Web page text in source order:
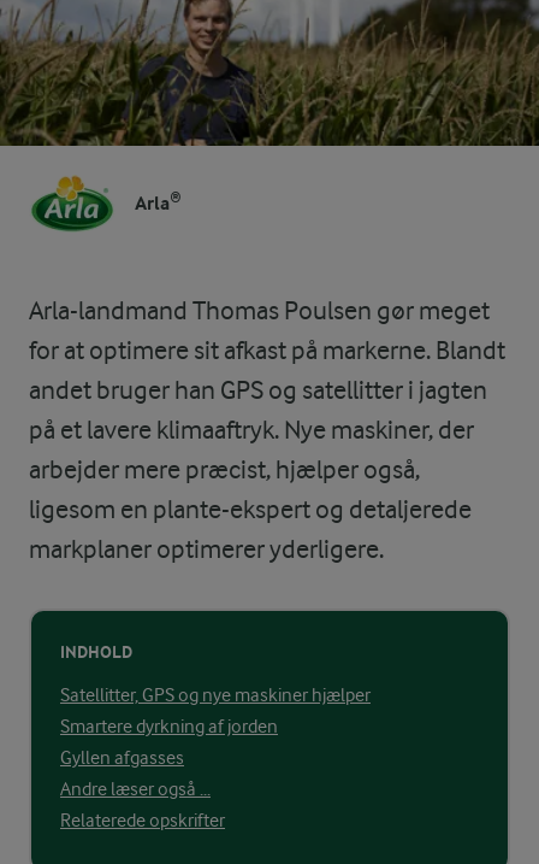
Arla®
Arla-landmand Thomas Poulsen gør meget
for at optimere sit afkast på markerne. Blandt
andet bruger han GPS og satellitter i jagten
på et lavere klimaaftryk. Nye maskiner, der
arbejder mere præcist, hjælper også,
ligesom en plante-ekspert og detaljerede
markplaner optimerer yderligere.
INDHOLD
Satellitter, GPS og nye maskiner hjælper
Smartere dyrkning af jorden
Gyllen afgasses
Andre læser også ...
Relaterede opskrifter